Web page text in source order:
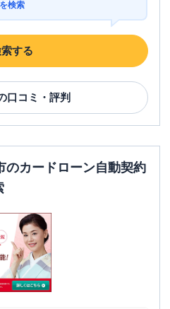
を検索
する
口コミ・評判
のカードローン自動契約